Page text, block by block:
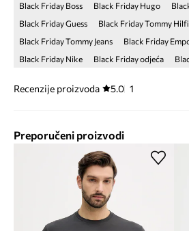
Black Friday Boss Black Friday Hugo
Black Friday Guess
Black Friday Tommy
Black Friday Tommy Jeans
Black Friday
Black Friday Nike
Black Friday odjeća
Recenzije proizvoda 5.0 1
Preporučeni proizvodi